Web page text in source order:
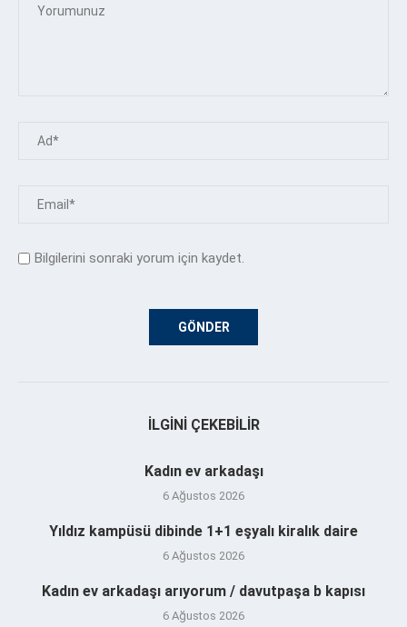
Bilgilerini sonraki yorum için kaydet.
İLGINI ÇEKEBILIR
Kadın ev arkadaşı
6 Ağustos 2026
Yıldız kampüsü dibinde 1+1 eşyalı kiralık daire
6 Ağustos 2026
Kadın ev arkadaşı arıyorum / davutpaşa b kapısı
6 Ağustos 2026